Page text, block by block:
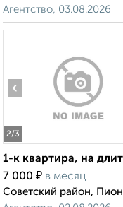
Агентство, 03.08.2026
2/3
‹
1-к квартира, на
7 000 ₽ в месяц
Советский район,